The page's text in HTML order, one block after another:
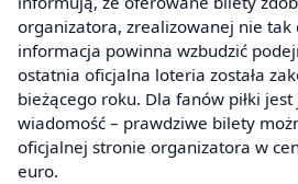
organizatora, zrealizowanej nie tak
informacja powinna wzbudzić
ostatnia oficjalna loteria została
bieżącego roku. Dla fanów piłki
wiadomość – prawdziwe bilety
oficjalnej stronie organizatora w
euro.